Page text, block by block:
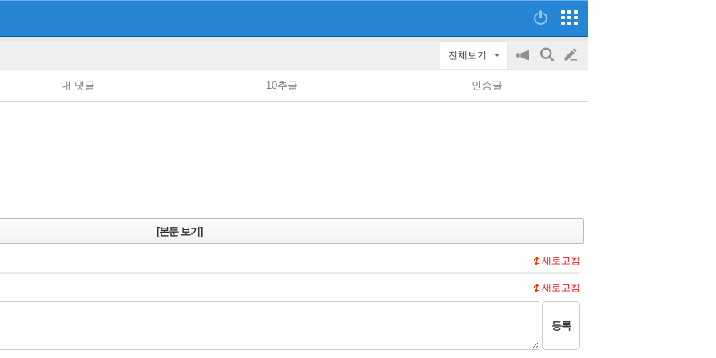
전체보기
공
on/off
검
글
쓰
내 댓글 10추글 인증글
[본문 보기]
새로고침
새로고침
등록